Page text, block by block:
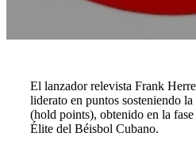
El lanzador relevista Frank
liderato en puntos sosteniendo
(hold points), obtenido en la
Élite del Béisbol Cubano.